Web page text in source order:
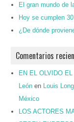
El gran mundo de
Hoy se cumplen
¿De dónde
Comentarios
EN EL OLVIDO
León en
Louis
México
LOS ACTORES